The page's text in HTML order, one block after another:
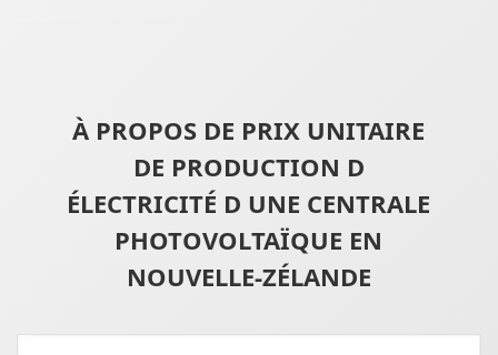
À PROPOS DE PRIX UNITAIRE
DE PRODUCTION D
ÉLECTRICITÉ D UNE CENTRALE
PHOTOVOLTAÏQUE EN
NOUVELLE-ZÉLANDE